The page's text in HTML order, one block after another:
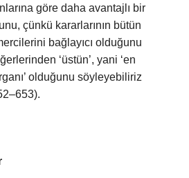
göre daha avantajlı bir
çünkü kararlarının bütün
bağlayıcı olduğunu
‘üstün’, yani ‘en
olduğunu söyleyebiliriz